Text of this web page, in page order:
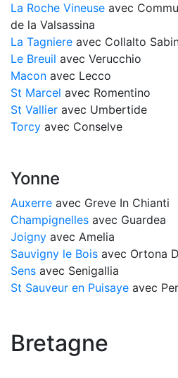
La Roche Vineuse avec
de la Valsassina
La Tagniere avec Collalto
Le Breuil avec Verucchio
Macon avec Lecco
St Marcel avec Romentino
St Vallier avec Umbertide
Torcy avec Conselve
Yonne
Auxerre avec Greve In Chianti
Champignelles avec Guardea
Joigny avec Amelia
Sauvigny le Bois avec Ortona
Sens avec Senigallia
St Sauveur en Puisaye avec
Bretagne